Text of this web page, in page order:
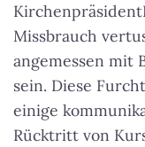
Missbrauch
angemessen mit
sein. Diese
einige
Rücktritt von